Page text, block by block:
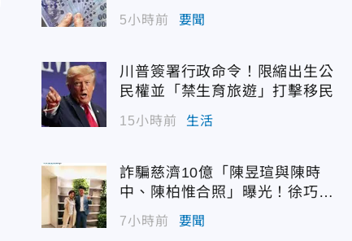
為
5小時前 要聞
川普簽署行政命令！限縮出生公
民權並「禁生育旅遊」打擊移民
15小時前 生活
詐騙慈濟10億「陳昱瑄與陳時
中、陳柏惟合照」曝光！徐巧芯
震撼出手
7小時前 要聞